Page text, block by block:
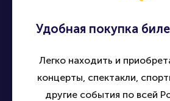
Удобная покупка
Легко находить и
концерты, спектакли,
другие события по всей